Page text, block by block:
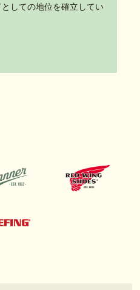
しての地位を確立してい